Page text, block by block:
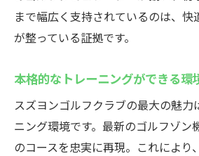
まで幅広く支持されているのは、
が整っている証拠です。
本格的なトレーニングができる環
スズヨンゴルフクラブの最大の魅力
ニング環境です。最新のゴルフゾン
のコースを忠実に再現。これにより